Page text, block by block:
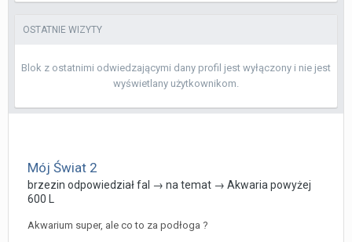
OSTATNIE WIZYTY
Blok z ostatnimi odwiedzającymi dany profil jest wyłączony i nie jest
wyświetlany użytkownikom.
Mój Świat 2
brzezin odpowiedziałfal → na temat → Akwaria powyżej
600 L
Akwarium super, ale co to za podłoga ?